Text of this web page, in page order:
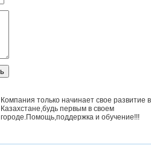
Компания только начинает свое развитие в
Казахстане,будь первым в своем
городе.Помощь,поддержка и обучение!!!